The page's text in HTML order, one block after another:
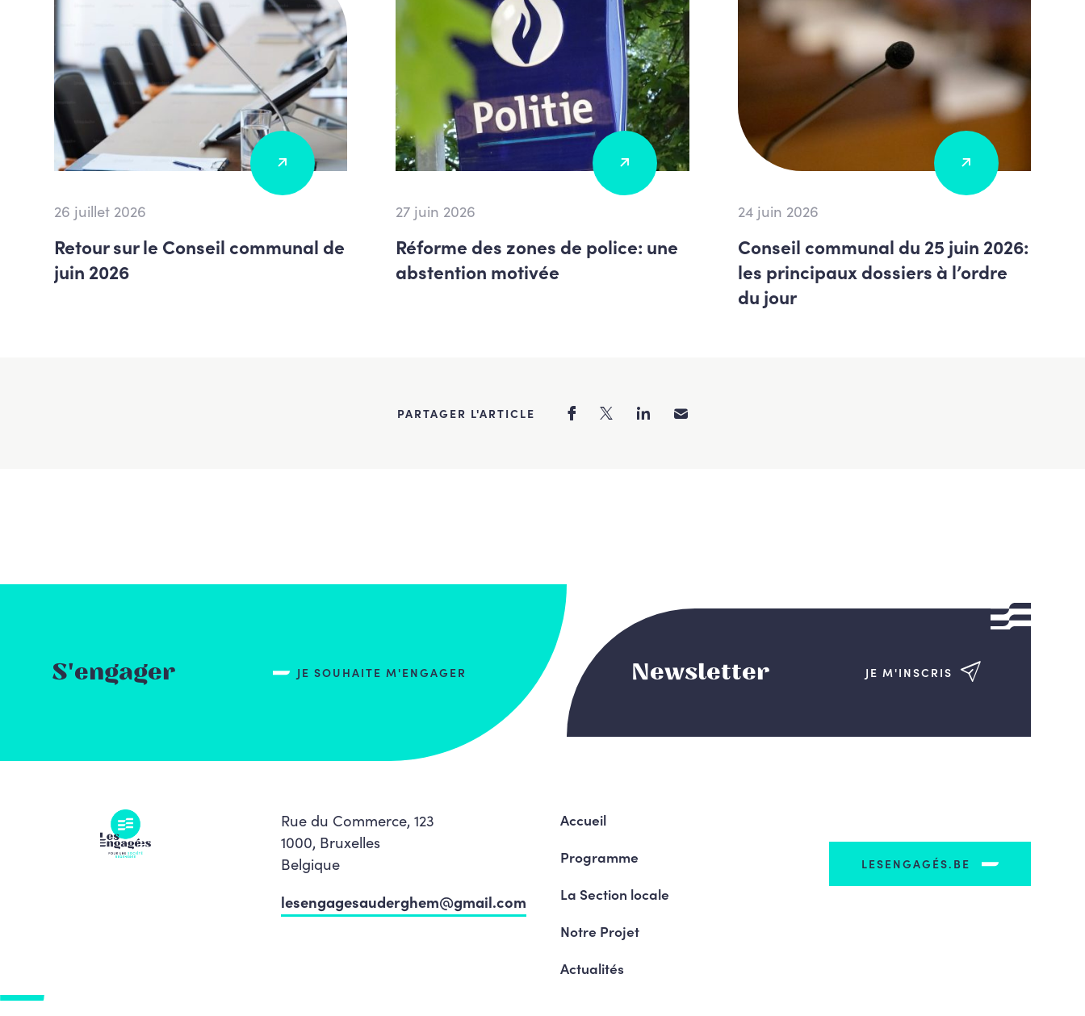
26 juillet 2026
Retour sur le Conseil communal de
juin 2026
27 juin 2026
Réforme des zones de police: une
abstention motivée
24 juin 2026
Conseil communal du 25 juin 2026:
les principaux dossiers à l’ordre
du jour
PARTAGER L'ARTICLE
S'engager JE SOUHAITE M'ENGAGER Newsletter JE M'INSCRIS
Rue du Commerce, 123
1000, Bruxelles
Belgique
lesengagesauderghem@gmail.com
Accueil
Programme
La Section locale
Notre Projet
Actualités
LESENGAGÉS.BE